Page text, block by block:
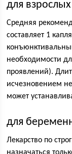
для взрослых
Средняя
составляет 1
необходимости
проявлений).
исчезновением
может
для
Лекарство по